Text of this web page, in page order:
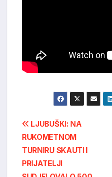
Post
navigation
LJUBUŠKI: NA
RUKOMETNOM
TURNIRU SKAUTI I
PRIJATELJI